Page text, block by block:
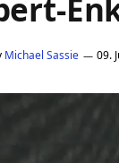
Michael Sassie 09.